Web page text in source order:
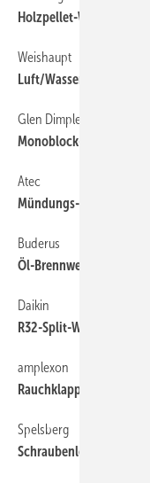
Holzpellet-
Weishaupt
Luft/Wasser-
Glen Dimplex
Monoblock-
Atec
Mündungs-Set für
Buderus
Öl-Brennwert-
Daikin
R32-Split-Wärmepumpe
amplexon
Rauchklappensteuerung
Spelsberg
Schraubenloser